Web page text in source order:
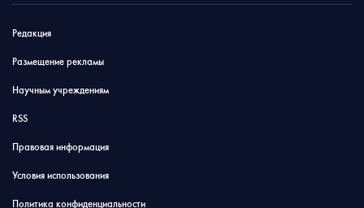
Редакция
Размещение рекламы
Научным учреждениям
RSS
Правовая информация
Условия использования
Политика конфиденциальности